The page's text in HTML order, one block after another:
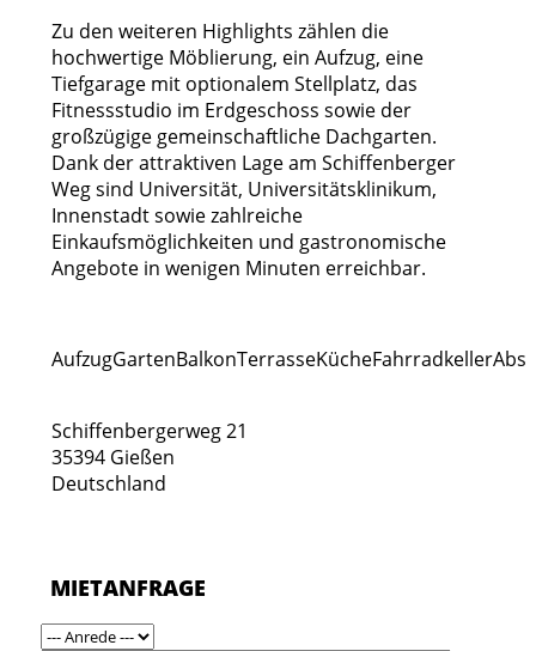
Zu den weiteren Highlights zählen die
hochwertige Möblierung, ein Aufzug, eine
Tiefgarage mit optionalem Stellplatz, das
Fitnessstudio im Erdgeschoss sowie der
großzügige gemeinschaftliche Dachgarten.
Dank der attraktiven Lage am Schiffenberger
Weg sind Universität, Universitätsklinikum,
Innenstadt sowie zahlreiche
Einkaufsmöglichkeiten und gastronomische
Angebote in wenigen Minuten erreichbar.
AufzugGartenBalkonTerrasseKücheFahrradkeller
Schiffenbergerweg 21
35394 Gießen
Deutschland
MIETANFRAGE